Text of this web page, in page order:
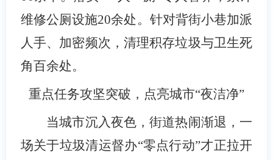
维修公厕设施20余处。针对背街小巷加派
人手、加密频次，清理积存垃圾与卫生死
角百余处。
重点任务攻坚突破，点亮城市“夜洁净”
当城市沉入夜色，街道热闹渐退，一
场关于垃圾清运督办“零点行动”才正拉开